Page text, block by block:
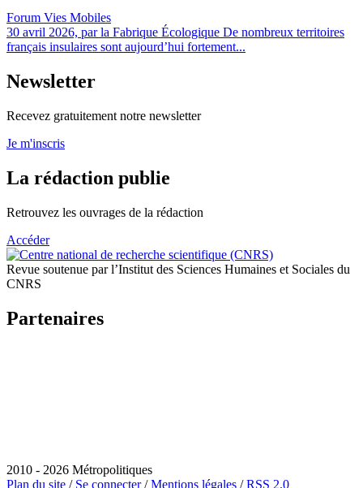
Forum Vies Mobiles
30 avril 2026, par la Fabrique Écologique De nombreux territoires
français insulaires sont aujourd’hui fortement...
Newsletter
Recevez gratuitement notre newsletter
Je m'inscris
La rédaction publie
Retrouvez les ouvrages de la rédaction
Accéder
Revue soutenue par l’Institut des Sciences Humaines et Sociales du
CNRS
Partenaires
2010 - 2026 Métropolitiques
Plan du site / Se connecter/Mentions légales /RSS 2.0